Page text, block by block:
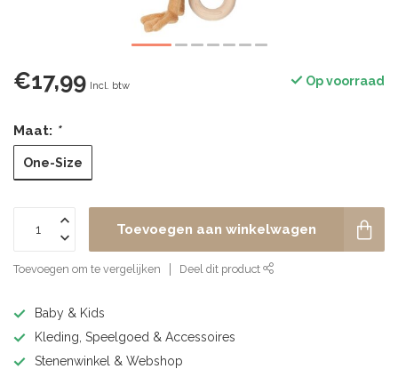
€17,99 Incl. btw Op voorraad
Maat: *
One-Size
Toevoegen aan winkelwagen
Toevoegen om te vergelijken Deel dit product
Baby & Kids
Kleding, Speelgoed & Accessoires
Stenenwinkel & Webshop